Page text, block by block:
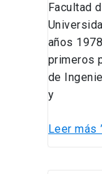
Facultad
años
primeros
de
y
Leer más